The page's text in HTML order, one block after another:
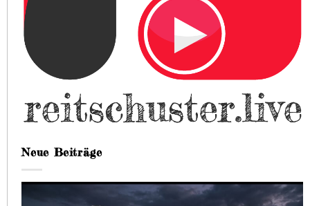
Neue Beiträge